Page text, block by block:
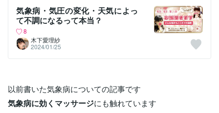
気象病・気圧の変化・天気によっ
て不調になるって本当？
8
木下愛理紗
2024/01/25
以前書いた気象病についての記事です
気象病に効くマッサージにも触れています